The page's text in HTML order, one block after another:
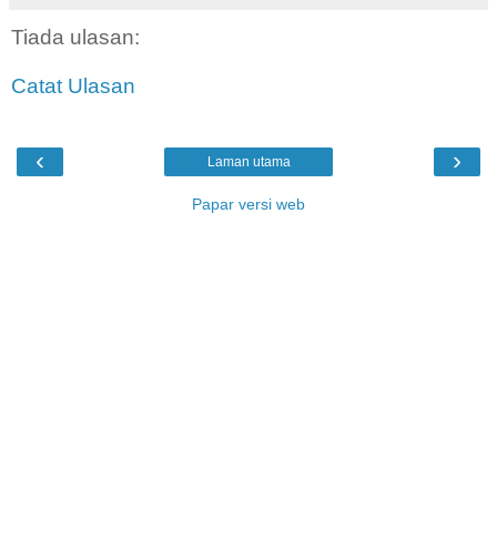
Tiada ulasan:
Catat Ulasan
‹ ›
Laman utama
Papar versi web